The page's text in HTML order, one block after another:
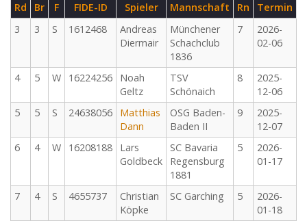
Rd Br F FIDE-ID Spieler Mannschaft Rn Termin
3
3 S 1612468
Andreas
Diermair
Münchener
Schachclub
1836
7
2026-
02-06
4 5 W 16224256
Noah
Geltz
TSV
Schönaich
8
2025-
12-06
5 5 S 24638056
Matthias
Dann
OSG Baden-
Baden II
9
2025-
12-07
6 4 W 16208188
Lars
Goldbeck
SC Bavaria
Regensburg
1881
5
2026-
01-17
7 4 S 4655737
Christian
Köpke
SC Garching 5
2026-
01-18